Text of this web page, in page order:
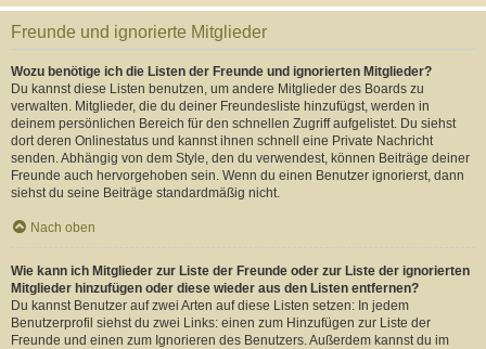
Freunde und ignorierte Mitglieder
Wozu benötige ich die Listen der Freunde und ignorierten Mitglieder?
Du kannst diese Listen benutzen, um andere Mitglieder des Boards zu
verwalten. Mitglieder, die du deiner Freundesliste hinzufügst, werden in
deinem persönlichen Bereich für den schnellen Zugriff aufgelistet. Du siehst
dort deren Onlinestatus und kannst ihnen schnell eine Private Nachricht
senden. Abhängig von dem Style, den du verwendest, können Beiträge deiner
Freunde auch hervorgehoben sein. Wenn du einen Benutzer ignorierst, dann
siehst du seine Beiträge standardmäßig nicht.
Nach oben
Wie kann ich Mitglieder zur Liste der Freunde oder zur Liste der ignorierten
Mitglieder hinzufügen oder diese wieder aus den Listen entfernen?
Du kannst Benutzer auf zwei Arten auf diese Listen setzen: In jedem
Benutzerprofil siehst du zwei Links: einen zum Hinzufügen zur Liste der
Freunde und einen zum Ignorieren des Benutzers. Außerdem kannst du im